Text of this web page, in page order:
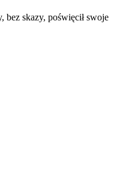
skazy, poświęcił swoje